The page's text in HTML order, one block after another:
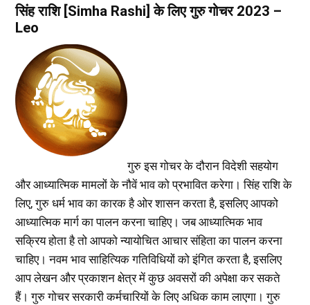
सिंह राशि [Simha Rashi] के लिए गुरु गोचर 2023 –
Leo
गुरु इस गोचर के दौरान विदेशी सहयोग
और आध्यात्मिक मामलों के नौवें भाव को प्रभावित करेगा। सिंह राशि के
लिए, गुरु धर्म भाव का कारक है ओर शासन करता है, इसलिए आपको
आध्यात्मिक मार्ग का पालन करना चाहिए। जब आध्यात्मिक भाव
सक्रिय होता है तो आपको न्यायोचित आचार संहिता का पालन करना
चाहिए। नवम भाव साहित्यिक गतिविधियों को इंगित करता है, इसलिए
आप लेखन और प्रकाशन क्षेत्र में कुछ अवसरों की अपेक्षा कर सकते
हैं। गुरु गोचर सरकारी कर्मचारियों के लिए अधिक काम लाएगा। गुरु